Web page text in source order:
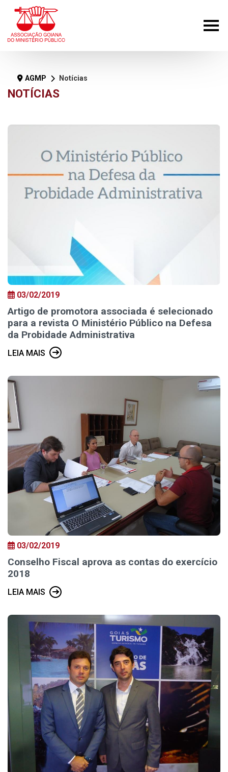
NOTÍCIAS
AGMP Notícias
03/02/2019
Artigo de promotora associada é selecionado
para a revista O Ministério Público na Defesa
da Probidade Administrativa
LEIA MAIS
03/02/2019
Conselho Fiscal aprova as contas do exercício
2018
LEIA MAIS